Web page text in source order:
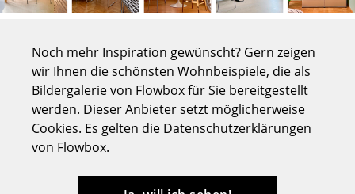
Loungesessel
Freischwinger
Barhocker
Hocker
Noch mehr Inspiration gewünscht? Gern zeigen
wir Ihnen die schönsten Wohnbeispiele, die als
Bildergalerie von Flowbox für Sie bereitgestellt
werden. Dieser Anbieter setzt möglicherweise
Cookies. Es gelten die Datenschutzerklärungen
von Flowbox.